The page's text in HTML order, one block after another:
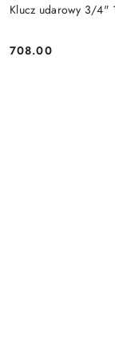
Klucz udarowy 3/4"
Cena:
708.00